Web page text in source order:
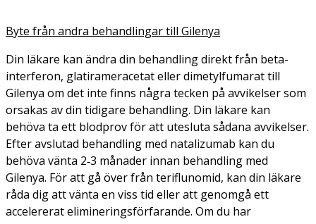
Byte från andra behandlingar till Gilenya
Din läkare kan ändra din behandling direkt från beta-
interferon, glatirameracetat eller dimetylfumarat till
Gilenya om det inte finns några tecken på avvikelser som
orsakas av din tidigare behandling. Din läkare kan
behöva ta ett blodprov för att utesluta sådana avvikelser.
Efter avslutad behandling med natalizumab kan du
behöva vänta 2‑3 månader innan behandling med
Gilenya. För att gå över från teriflunomid, kan din läkare
råda dig att vänta en viss tid eller att genomgå ett
accelererat elimineringsförfarande. Om du har